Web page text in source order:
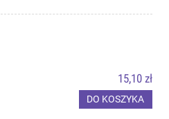
15,10 zł
DO KOSZYKA